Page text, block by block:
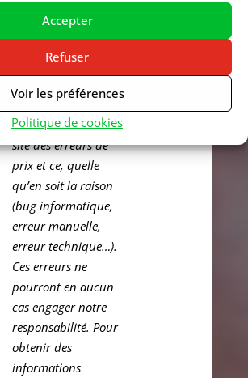
Accepter
Refuser
Voir les préférences
Politique de cookies
Malgré la vigilance
possible que
surviennent sur le
site des erreurs de
prix et ce, quelle
qu’en soit la raison
(bug informatique,
erreur manuelle,
erreur technique…).
Ces erreurs ne
pourront en aucun
cas engager notre
responsabilité. Pour
obtenir des
informations